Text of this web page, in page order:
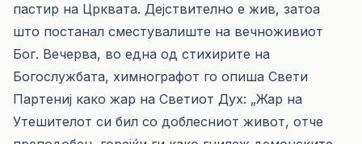
пастир на Црквата. Дејствително е жив, затоа
што постанал сместувалиште на вечноживиот
Бог. Вечерва, во една од стихирите на
Богослужбата, химнографот го опиша Свети
Партениј како жар на Светиот Дух: „Жар на
Утешителот си бил со доблесниот живот, отче